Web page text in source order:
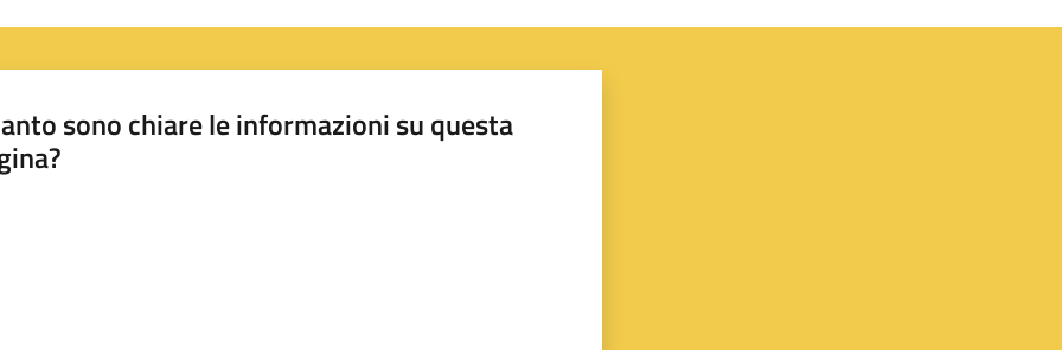
sono chiare le informazioni su questa